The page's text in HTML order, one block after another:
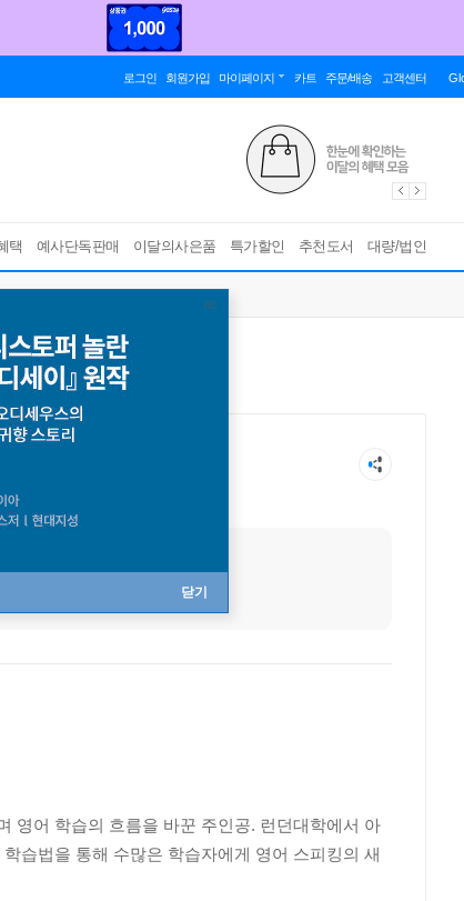
로그인 회원가입 마이페이지 카트 주문/배송 고객센터
택 예사단독판매 이달의사은품 특가할인 추천도서 대량/법인
닫기
영어 학습의 흐름을 바꾼 주인공. 런던대학에서 아
습법을 통해 수많은 학습자에게 영어 스피킹의 새